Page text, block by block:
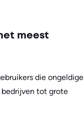
meest
die ongeldige
bedrijven tot grote